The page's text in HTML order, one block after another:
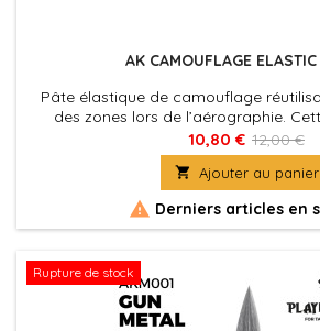
AK CAMOUFLAGE ELASTIC
Pâte élastique de camouflage
des zones lors de l’aérographie.
spéciale ne laisse aucun résidu sur
être facilement retirée sans abîmer les
La pâte de camouflage AK ne tâche
graisse.
10,80 € 12,00 €
 Ajouter au panier
 Derniers articles en
Rupture de stock